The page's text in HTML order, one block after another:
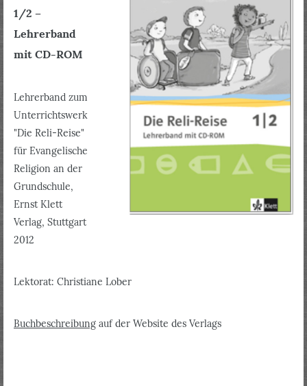
1/2 –
Lehrerband
mit CD-ROM
Lehrerband zum
Unterrichtswerk
"Die Reli-Reise"
für Evangelische
Religion an der
Grundschule,
Ernst Klett
Verlag, Stuttgart
2012
Lektorat: Christiane Lober
Buchbeschreibung auf der Website des Verlags